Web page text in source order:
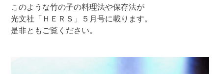
このような竹の子の料理法や保存法が
光文社「ＨＥＲＳ」５月号に載ります。
是非ともご覧ください。